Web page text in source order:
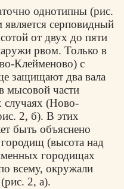
однотипны (рис.
серповидный
от двух до пяти
рвом. Только в
Клейменово) с
защищают два вала
мысовой части
случаях (Ново-
2, б). В этих
быть объяснено
(высота над
городищах
всему, окружали
2, а).